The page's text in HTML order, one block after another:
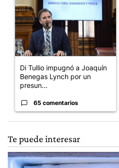
Di Tullio impugnó a Joaquín
Benegas Lynch por un
presun...
65 comentarios